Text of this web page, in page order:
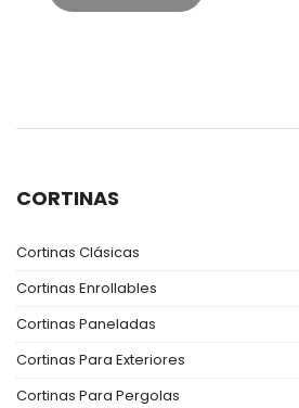
CORTINAS
Cortinas Clásicas
Cortinas Enrollables
Cortinas Paneladas
Cortinas Para Exteriores
Cortinas Para Pergolas